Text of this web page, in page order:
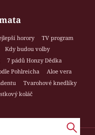
horory
TV program
Kdy budou volby
7 pádů Honzy Dědka
Pohlreicha
Aloe vera
Tvarohové knedlíky
koláč